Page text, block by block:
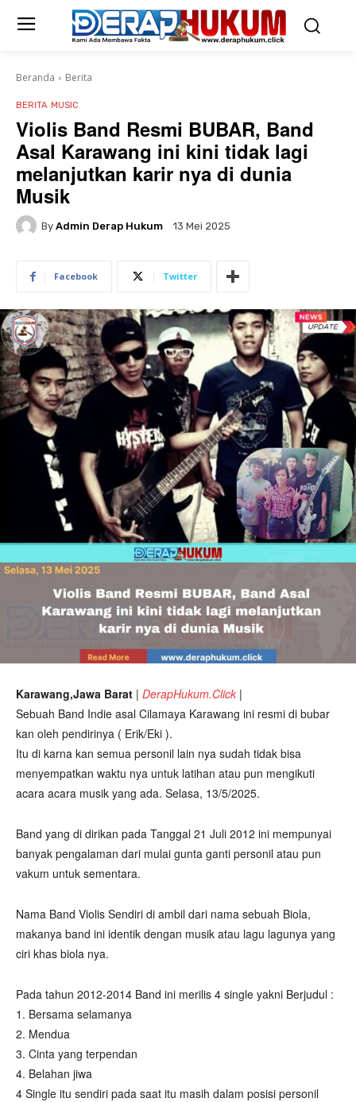
Beranda Berita
BERITA MUSIC
Violis Band Resmi BUBAR, Band
Asal Karawang ini kini tidak lagi
melanjutkan karir nya di dunia
Musik
By Admin Derap Hukum 13 Mei 2025
Facebook Twitter
Karawang,Jawa Barat | DerapHukum.Click |
Sebuah Band Indie asal Cilamaya Karawang ini resmi di bubar
kan oleh pendirinya ( Erik/Eki ).
Itu di karna kan semua personil lain nya sudah tidak bisa
menyempatkan waktu nya untuk latihan atau pun mengikuti
acara acara musik yang ada. Selasa, 13/5/2025.
Band yang di dirikan pada Tanggal 21 Juli 2012 ini mempunyai
banyak pengalaman dari mulai gunta ganti personil atau pun
vakum untuk sementara.
Nama Band Violis Sendiri di ambil dari nama sebuah Biola,
makanya band ini identik dengan musik atau lagu lagunya yang
ciri khas biola nya.
Pada tahun 2012-2014 Band ini merilis 4 single yakni Berjudul :
1. Bersama selamanya
2. Mendua
3. Cinta yang terpendan
4. Belahan jiwa
4 Single itu sendiri pada saat itu masih dalam posisi personil